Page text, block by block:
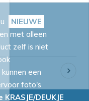
NIEUWE
met alleen
zelf is niet
een
foto's
KRASJE/DEUKJE